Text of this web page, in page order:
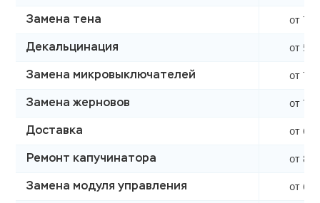
Замена тена от
Декальцинация от
Замена микровыключателей от
Замена жерновов от
Доставка от
Ремонт капучинатора от
Замена модуля управления от